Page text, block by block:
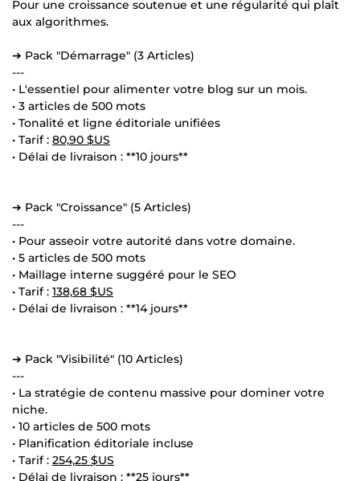
Pour une croissance soutenue et une régularité qui plaît
aux algorithmes.
➔ Pack "Démarrage" (3 Articles)
---
• L'essentiel pour alimenter votre blog sur un mois.
• 3 articles de 500 mots
• Tonalité et ligne éditoriale unifiées
• Tarif : 80,90 $US
• Délai de livraison : **10 jours**
➔ Pack "Croissance" (5 Articles)
---
• Pour asseoir votre autorité dans votre domaine.
• 5 articles de 500 mots
• Maillage interne suggéré pour le SEO
• Tarif : 138,68 $US
• Délai de livraison : **14 jours**
➔ Pack "Visibilité" (10 Articles)
---
• La stratégie de contenu massive pour dominer votre
niche.
• 10 articles de 500 mots
• Planification éditoriale incluse
• Tarif : 254,25 $US
• Délai de livraison : **25 jours**